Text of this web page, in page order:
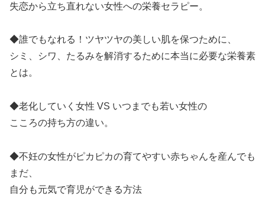
失恋から立ち直れない女性への栄養セラピー。
◆誰でもなれる！ツヤツヤの美しい肌を保つために、
シミ、シワ、たるみを解消するために本当に必要な栄養素
とは。
◆老化していく女性 VS いつまでも若い女性の
こころの持ち方の違い。
◆不妊の女性がピカピカの育てやすい赤ちゃんを産んでも
まだ、
自分も元気で育児ができる方法